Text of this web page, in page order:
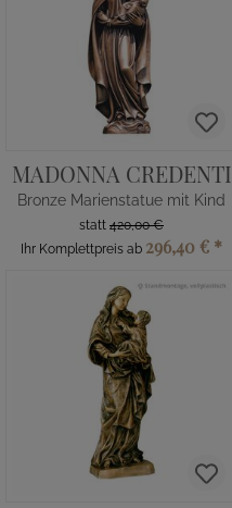
MADONNA CREDENTI
Bronze Marienstatue mit Kind
statt 420,00 €
Ihr Komplettpreis ab 296,40 € *